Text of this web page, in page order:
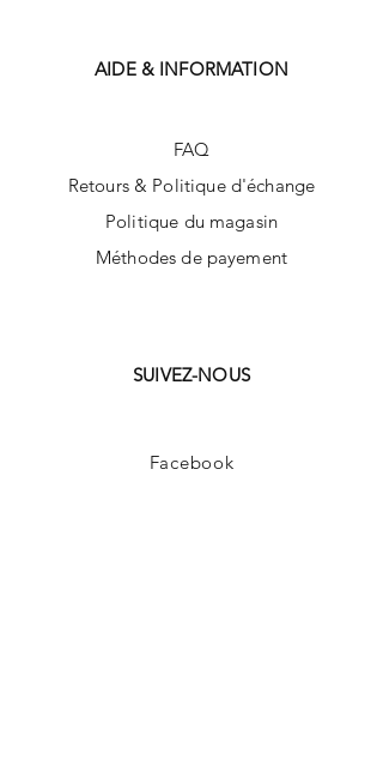
AIDE & INFORMATION
FAQ
Retours & Politique d'échange
Politique du magasin
Méthodes de payement
SUIVEZ-NOUS
Facebook